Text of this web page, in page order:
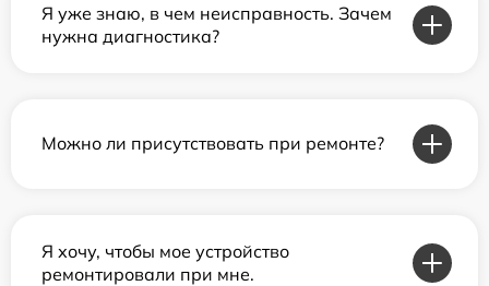
Я уже знаю, в чем неисправность. Зачем
нужна диагностика?
Можно ли присутствовать при ремонте?
Я хочу, чтобы мое устройство
ремонтировали при мне.